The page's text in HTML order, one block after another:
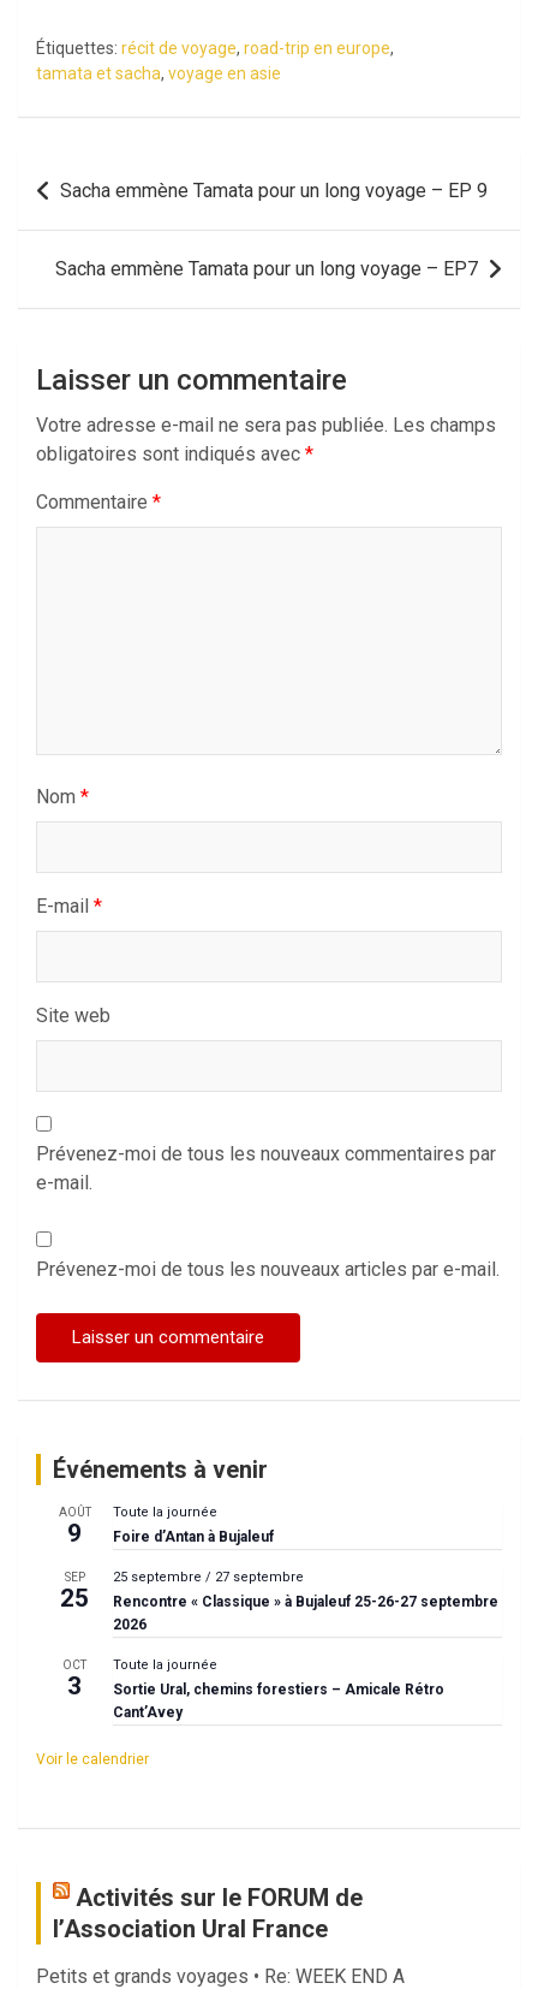
Étiquettes: récit de voyage, road-trip en europe,
tamata et sacha, voyage en asie
Navigation
l’article
Sacha emmène Tamata pour un long voyage – EP 9
Sacha emmène Tamata pour un long voyage – EP7
Laisser un commentaire
Votre adresse e-mail ne sera pas publiée. Les champs
obligatoires sont indiqués avec *
Commentaire *
Nom *
E-mail *
Site web
Prévenez-moi de tous les nouveaux commentaires par
e-mail.
Prévenez-moi de tous les nouveaux articles par e-mail.
Événements à venir
AOÛT
9
Toute la journée
Foire d’Antan à Bujaleuf
SEP
25
25 septembre / 27 septembre
Rencontre « Classique » à Bujaleuf 25-26-27 septembre
2026
OCT
3
Toute la journée
Sortie Ural, chemins forestiers – Amicale Rétro
Cant’Avey
Voir le calendrier
Activités sur le FORUM de
l’Association Ural France
Petits et grands voyages • Re: WEEK END A